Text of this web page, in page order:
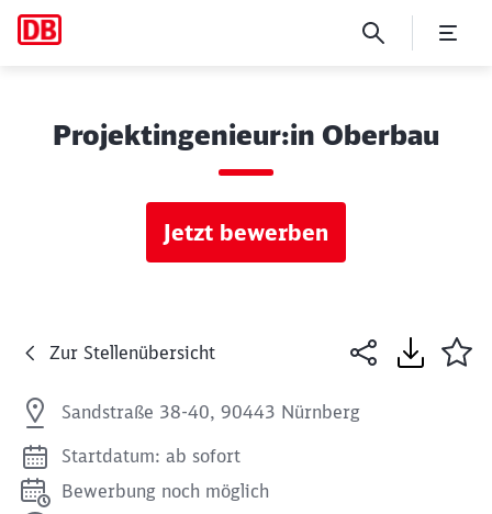
Projektingenieur:in Oberbau
Jetzt bewerben
Zur Stellenübersicht
Sandstraße 38-40, 90443 Nürnberg
Startdatum: ab sofort
Bewerbung noch möglich